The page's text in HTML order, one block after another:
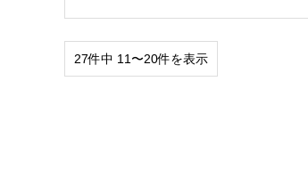
27件中 11〜20件を表示